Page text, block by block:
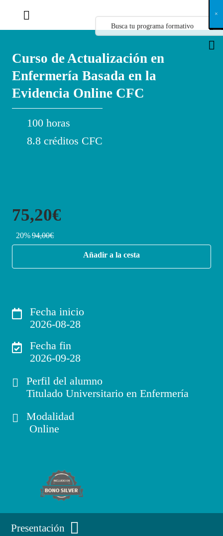
Curso de Actualización en
Enfermería Basada en la
Evidencia Online CFC
100 horas
8.8 créditos CFC
75,20€
20%94,00€
Añadir a la cesta
Fecha inicio
2026-08-28
Fecha fin
2026-09-28
Perfil del alumno
Titulado Universitario en Enfermería
Modalidad
Online
Presentación
X
×
×
×
×
×
×
×
×
×
×
×
×
×
×
×
×
×
×
×
×
×
×
×
×
×
×
×
×
×
×
×
×
×
×
×
×
×
×
×
×
×
×
×
×
×
×
×
×
×
×
×
×
×
×
×
×
×
×
×
×
×
×
×
×
×
×
×
×
×
×
×
×
×
×
×
×
×
×
×
×
×
×
×
×
×
×
×
×
×
×
×
×
×
×
×
×
×
×
×
×
×
×
×
×
×
×
×
×
×
×
×
×
×
×
×
×
×
×
×
×
×
×
×
×
×
×
×
×
×
×
×
×
×
×
×
×
×
×
×
×
×
×
×
×
×
×
×
×
×
×
×
×
×
×
×
×
×
×
×
×
×
×
×
×
×
×
×
×
×
×
×
×
×
×
×
×
×
×
×
×
×
×
×
×
×
×
×
×
×
×
×
×
×
×
×
×
×
×
×
×
×
×
×
×
×
×
×
×
×
×
×
×
×
×
×
×